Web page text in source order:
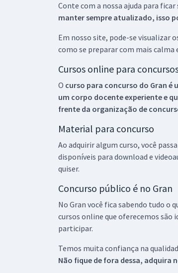
Conte com a nossa ajuda para ficar
manter sempre atualizado, isso
Em nosso site, pode-se visualizar
como se preparar com mais calma
Cursos online para
O curso para concurso do Gran
um corpo docente experiente e
frente da organização de
Material para concurso
Ao adquirir algum curso, você
disponíveis para download e
quiser.
Concurso público é no Gran
No Gran você fica sabendo tudo o
cursos online que oferecemos são
participar.
Temos muita confiança na
Não fique de fora dessa, adquira